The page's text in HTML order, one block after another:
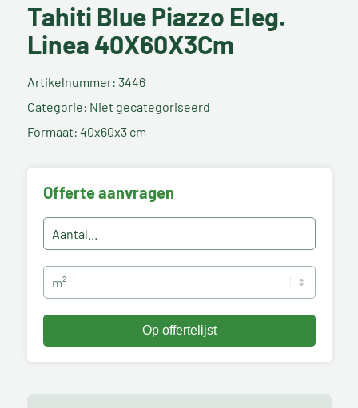
Tahiti Blue Piazzo Eleg.
Linea 40X60X3Cm
Artikelnummer: 3446
Categorie: Niet gecategoriseerd
Formaat: 40x60x3 cm
Offerte aanvragen